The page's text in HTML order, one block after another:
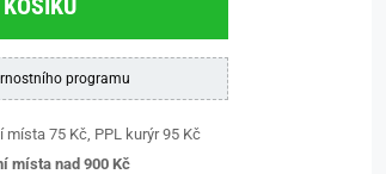
programu
místa 75 Kč, PPL kurýr 95 Kč
místa nad 900 Kč